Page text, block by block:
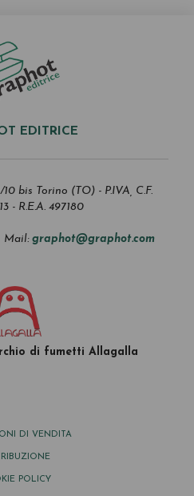
EDITRICE
bis Torino (TO) - P.IVA, C.F.
- R.E.A. 497180
Mail: graphot@graphot.com
di fumetti Allagalla
DI VENDITA
POLICY